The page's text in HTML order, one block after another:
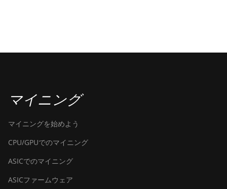
マイニング
マイニングを始めよう
CPU/GPUでのマイニング
ASICでのマイニング
ASICファームウェア